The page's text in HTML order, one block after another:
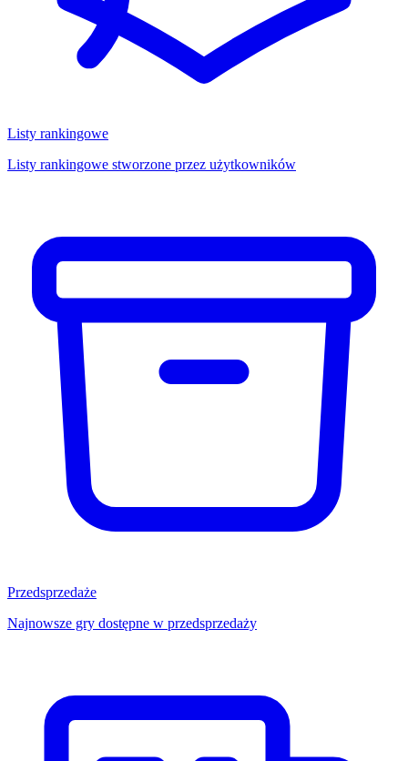
Listy rankingowe
Listy rankingowe stworzone przez użytkowników
Przedsprzedaże
Najnowsze gry dostępne w przedsprzedaży